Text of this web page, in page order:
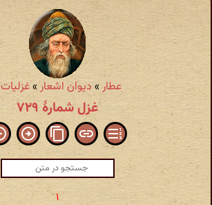
عطار »دیوان اشعار»غزلیات
غزل شمارهٔ ۷۲۹